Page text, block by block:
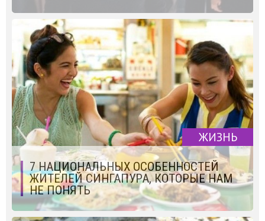
ЖИЗНЬ
7 НАЦИОНАЛЬНЫХ ОСОБЕННОСТЕЙ
ЖИТЕЛЕЙ СИНГАПУРА, КОТОРЫЕ НАМ
НЕ ПОНЯТЬ